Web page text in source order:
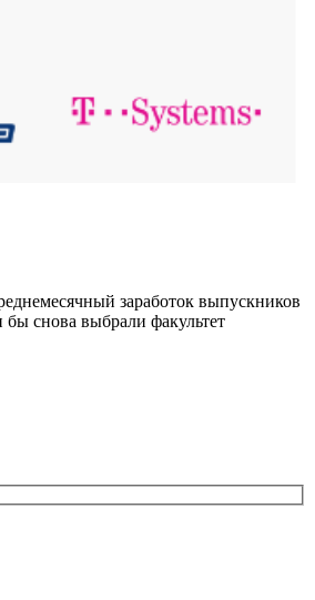
заработок выпускников
снова выбрали факультет